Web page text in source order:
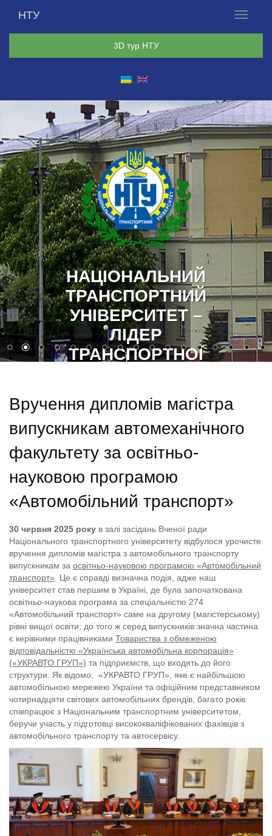
Меню
НТУ
3D тур НТУ
СЛАВА УКРАЇНІ!
ГЕРОЯМ СЛАВА!
Вручення дипломів магістра
випускникам автомеханічного
факультету за освітньо-
науковою програмою
«Автомобільний транспорт»
30 червня 2025 року в залі засідань Вченої ради
Національного транспортного університету відбулося урочисте
вручення дипломів магістра з автомобільного транспорту
випускникам за освітньо-науковою програмою «Автомобільний
транспорт» . Це є справді визначна подія, адже наш
університет став першим в Україні, де була започаткована
освітньо-наукова програма за спеціальністю 274
«Автомобільний транспорт» саме на другому (магістерському)
рівні вищої освіти; до того ж серед випускників значна частина
є керівними працівниками Товариства з обмеженою
відповідальністю «Українська автомобільна корпорація»
(«УКРАВТО ГРУП») та підприємств, що входять до його
структури. Як відомо, «УКРАВТО ГРУП», яке є найбільшою
автомобільною мережею України та офіційним представником
чотирнадцяти світових автомобільних брендів, багато років
співпрацює з Національним транспортним університетом,
беручи участь у підготовці висококваліфікованих фахівців з
автомобільного транспорту та автосервісу.